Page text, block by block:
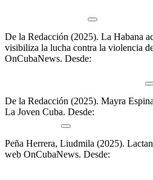
De la Redacción (2025). La Habana
visibiliza la lucha contra la violencia
OnCubaNews. Desde:
De la Redacción (2025). Mayra
La Joven Cuba. Desde:
Peña Herrera, Liudmila (2025).
web OnCubaNews. Desde: